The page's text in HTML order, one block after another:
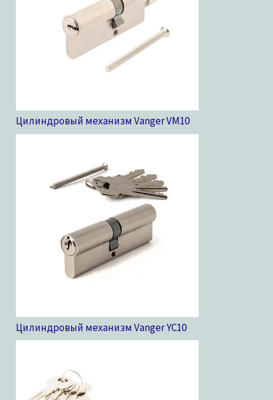
Цилиндровый механизм Vanger VM10
Цилиндровый механизм Vanger YC10